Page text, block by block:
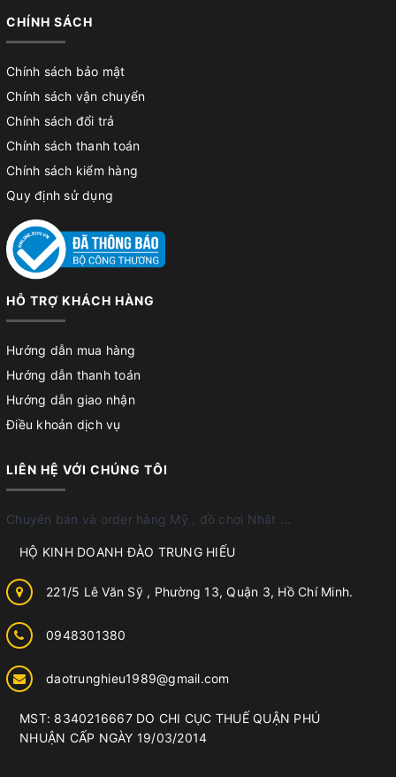
CHÍNH SÁCH
Chính sách bảo mật
Chính sách vận chuyển
Chính sách đổi trả
Chính sách thanh toán
Chính sách kiểm hàng
Quy định sử dụng
HỖ TRỢ KHÁCH HÀNG
Hướng dẫn mua hàng
Hướng dẫn thanh toán
Hướng dẫn giao nhận
Điều khoản dịch vụ
LIÊN HỆ VỚI CHÚNG TÔI
Chuyên bán và order hàng Mỹ , đồ chơi Nhật ...
HỘ KINH DOANH ĐÀO TRUNG HIẾU
221/5 Lê Văn Sỹ , Phường 13, Quận 3, Hồ Chí Minh.
0948301380
daotrunghieu1989@gmail.com
MST: 8340216667 DO CHI CỤC THUẾ QUẬN PHÚ
NHUẬN CẤP NGÀY 19/03/2014